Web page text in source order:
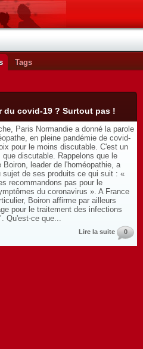
Tags
du covid-19 ? Surtout pas !
Paris Normandie a donné la parole
en pleine pandémie de covid-
pour le moins discutable. C'est un
que discutable. Rappelons que le
Boiron, leader de l'homéopathie, a
sujet de ses produits ce qui suit : «
recommandons pas pour le
du coronavirus ». A France
Boiron affirme par ailleurs
pour le traitement des infections
Qu'est-ce que...
Lire la suite 0